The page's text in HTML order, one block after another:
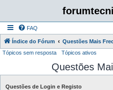
FAQ
Índice do Fórum Questões Mais
Tópicos sem resposta Tópicos ativos
Questões
Questões de Login e Registo